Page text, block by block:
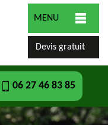
MENU
Devis gratuit
06 27 46 83 85